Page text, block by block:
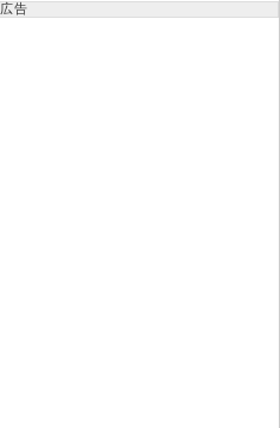
広告